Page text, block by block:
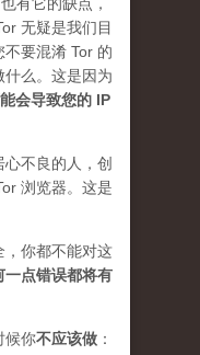
无疑是我们目
要混淆 Tor 的
么。这是因为
会导致您的 IP
不良的人，创
浏览器。这是
，你都不能对这
一点错误都将有
候你不应该做 ：